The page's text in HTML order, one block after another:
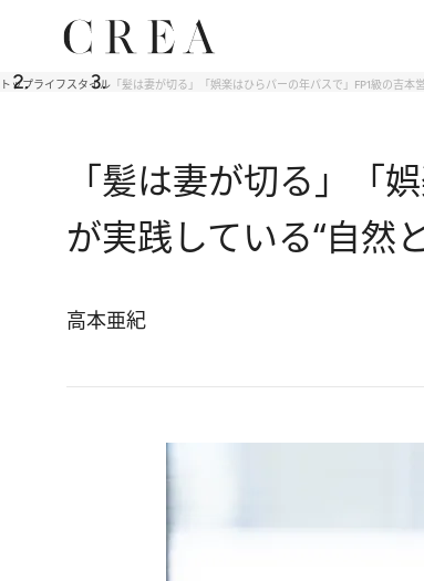
トップライフスタイル 「髪は妻が切る」「娯楽はひらパーの年パスで」FP1級の吉
「髪は妻が切る」「
が実践している“自然
高本亜紀